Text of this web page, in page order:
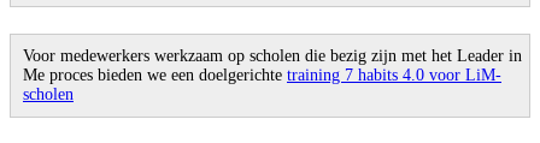
Voor medewerkers werkzaam op scholen die bezig zijn met het Leader in
Me proces bieden we een doelgerichte training 7 habits 4.0 voor LiM-
scholen